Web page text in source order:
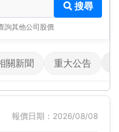
搜尋
詢其他公司股價
關新聞 重大公告
報價日期：2026/08/08